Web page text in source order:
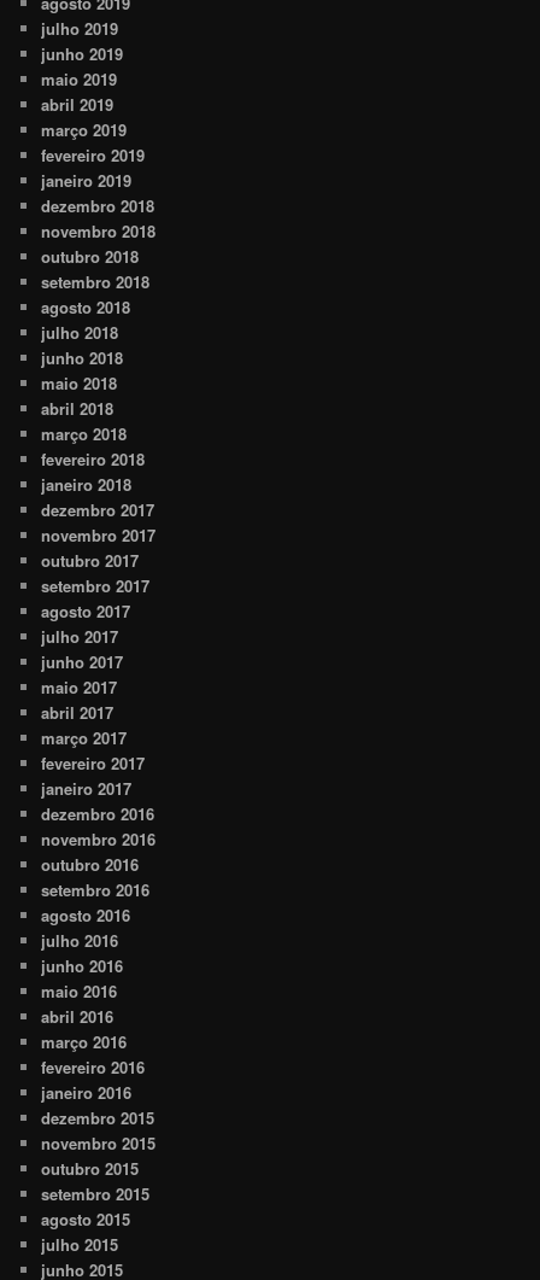
julho 2019
junho 2019
maio 2019
abril 2019
março 2019
fevereiro 2019
janeiro 2019
dezembro 2018
novembro 2018
outubro 2018
setembro 2018
agosto 2018
julho 2018
junho 2018
maio 2018
abril 2018
março 2018
fevereiro 2018
janeiro 2018
dezembro 2017
novembro 2017
outubro 2017
setembro 2017
agosto 2017
julho 2017
junho 2017
maio 2017
abril 2017
março 2017
fevereiro 2017
janeiro 2017
dezembro 2016
novembro 2016
outubro 2016
setembro 2016
agosto 2016
julho 2016
junho 2016
maio 2016
abril 2016
março 2016
fevereiro 2016
janeiro 2016
dezembro 2015
novembro 2015
outubro 2015
setembro 2015
agosto 2015
julho 2015
junho 2015